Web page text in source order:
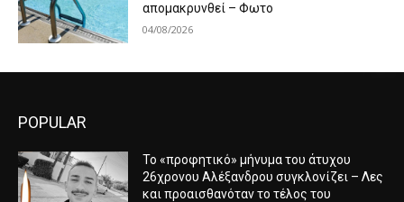
απομακρυνθεί – Φωτο
04/08/2026
POPULAR
Το «προφητικό» μήνυμα του άτυχου
26χρονου Αλέξανδρου συγκλονίζει – Λες
και προαισθανόταν το τέλος του